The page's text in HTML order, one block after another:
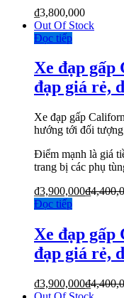
₫3,800,000
Out Of Stock
Đọc tiếp
Xe đạp gấp
đạp giá rẻ,
Xe đạp gấp
hướng tới đối
Điểm mạnh là giá
trang bị các phụ
₫3,900,000₫
Đọc tiếp
Xe đạp gấp
đạp giá rẻ,
₫3,900,000₫